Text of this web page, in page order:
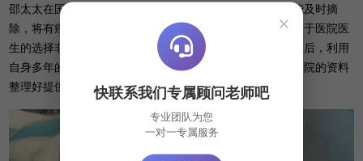
邵太太在国内产检的时候就检查出患有子宫肌瘤，如果不能及时摘
除，将有癌变的风险。加之邵太太是高龄产妇，所以他们对于医院医
生的选择非常在意，也十分着急。美福嘉儿工作人员得知以后，利用
自身多年的资源，多方打听咨询，众多比较，然后将医生医院的资料
整理好提供给邵太太，并给出建设性建议，供他们选择。
×
快联系我们专属顾问老师吧
专业团队为您
一对一专属服务